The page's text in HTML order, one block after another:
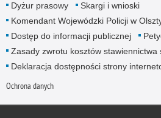
Dyżur prasowy
Skargi i wnioski
Komendant Wojewódzki Policji w
Dostęp do informacji publicznej
Zasady zwrotu kosztów stawiennictwa
Deklaracja dostępności strony
Ochrona danych